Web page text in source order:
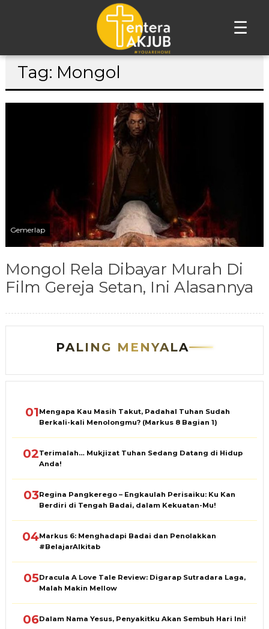
☰
Lompat
Tag: Mongol
Gemerlap
Mongol Rela Dibayar Murah Di
Film Gereja Setan, Ini Alasannya
PALING MENYALA
01Mengapa Kau Masih Takut, Padahal Tuhan Sudah
Berkali-kali Menolongmu? (Markus 8 Bagian 1)
02Terimalah… Mukjizat Tuhan Sedang Datang di Hidup
Anda!
03Regina Pangkerego – Engkaulah Perisaiku: Ku Kan
Berdiri di Tengah Badai, dalam Kekuatan-Mu!
04Markus 6: Menghadapi Badai dan Penolakkan
#BelajarAlkitab
05Dracula A Love Tale Review: Digarap Sutradara Laga,
Malah Makin Mellow
06Dalam Nama Yesus, Penyakitku Akan Sembuh Hari Ini!